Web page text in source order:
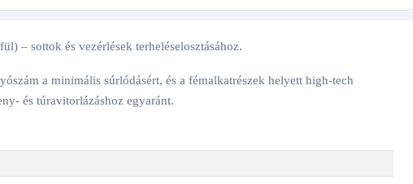
– sottok és vezérlések terheléselosztásához.
a minimális súrlódásért, és a fémalkatrészek helyett high-tech
és túravitorlázáshoz egyaránt.